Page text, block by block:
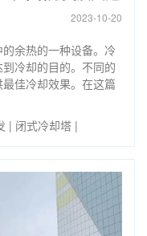
2023-10-20
余热的一种设备。冷
冷却的目的。不同的
佳冷却效果。在这篇
| 闭式冷却塔 |